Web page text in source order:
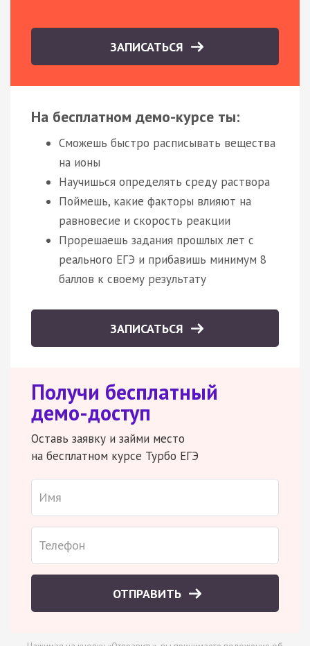
ЗАПИСАТЬСЯ
На бесплатном демо-курсе ты:
Сможешь быстро расписывать вещества
на ионы
Научишься определять среду раствора
Поймешь, какие факторы влияют на
равновесие и скорость реакции
Прорешаешь задания прошлых лет с
реального ЕГЭ и прибавишь минимум 8
баллов к своему результату
ЗАПИСАТЬСЯ
Получи бесплатный
демо-доступ
Оставь заявку и займи место
на бесплатном курсе Турбо ЕГЭ
ОТПРАВИТЬ